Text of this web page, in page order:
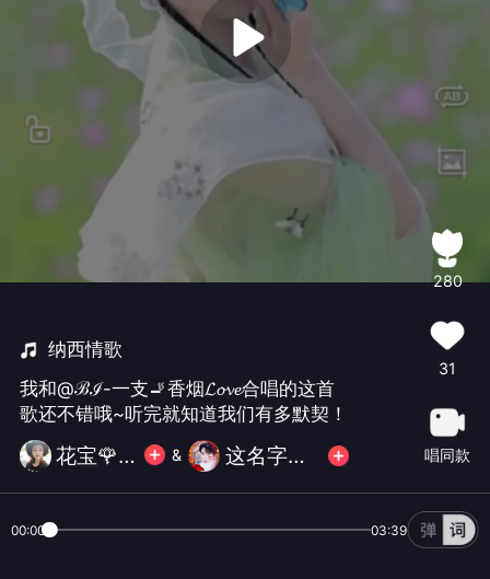
纳西情歌
我和@ℬℐ-一支🚬香烟𝓛𝓸𝓿𝓮合唱的这首
歌还不错哦~听完就知道我们有多默契！
花宝🌹🌹 & 这名字的改，哈哈。。。。。。
280
31
唱同款
00:00 03:39